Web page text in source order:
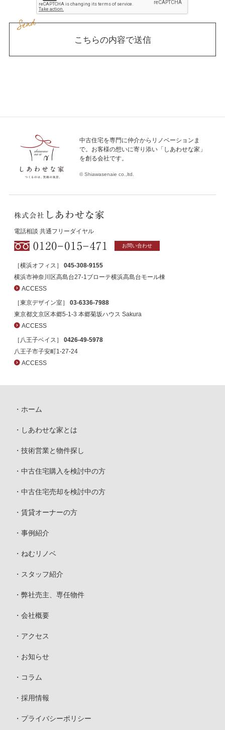
こちらの内容で送信
中古住宅を専門に仲介からリノベーションま
で。お客様の想いに寄り添い「しあわせな家」
を創る会社です。
© Shiawasenaie co.,ltd.
電話相談 共通フリーダイヤル
お問い合わせ
［横浜オフィス］ 045-308-9155
横浜市神奈川区高島台27-1ブローテ横浜高島台モール棟
ACCESS
［東京デザイン室］ 03-6336-7988
東京都文京区本郷5-1-3 本郷菊坂ハウス Sakura
ACCESS
［八王子ベイス］ 0426-49-5978
八王子市子安町1-27-24
ACCESS
ホーム
しあわせな家とは
技術営業と物件探し
中古住宅購入を検討中の方
中古住宅売却を検討中の方
賃貸オーナーの方
事例紹介
ねむリノベ
スタッフ紹介
弊社売主、専任物件
会社概要
アクセス
お知らせ
コラム
採用情報
プライバシーポリシー